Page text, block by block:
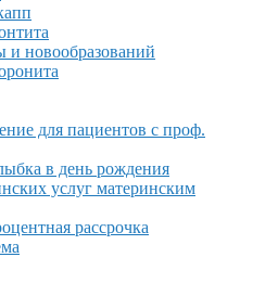
и новообразований
для пациентов с проф.
в день рождения
услуг материнским
рассрочка